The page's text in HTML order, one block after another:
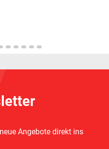
Angebote direkt ins